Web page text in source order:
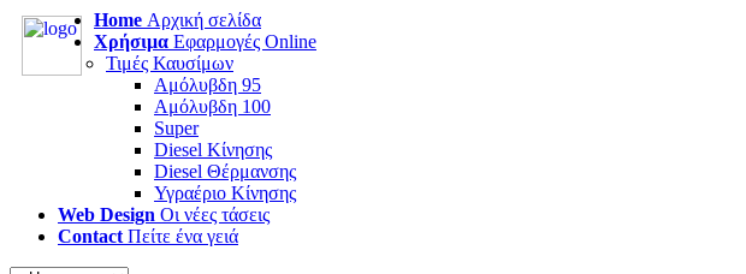
Home Αρχική σελίδα
Χρήσιμα Εφαρμογές Online
Τιμές Καυσίμων
Αμόλυβδη 95
Αμόλυβδη 100
Super
Diesel Κίνησης
Diesel Θέρμανσης
Υγραέριο Κίνησης
Web Design Οι νέες τάσεις
Contact Πείτε ένα γειά